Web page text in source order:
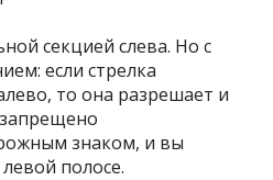
секцией слева. Но с
если стрелка
то она разрешает и
знаком, и вы
полосе.